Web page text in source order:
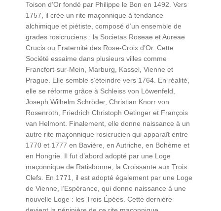
Toison d’Or fondé par Philippe le Bon en 1492. Vers
1757, il crée un rite maçonnique à tendance
alchimique et piétiste, composé d’un ensemble de
grades rosicruciens : la Societas Roseae et Aureae
Crucis ou Fraternité des Rose-Croix d’Or. Cette
Société essaime dans plusieurs villes comme
Francfort-sur-Mein, Marburg, Kassel, Vienne et
Prague. Elle semble s’éteindre vers 1764. En réalité,
elle se réforme grâce à Schleiss von Löwenfeld,
Joseph Wilhelm Schröder, Christian Knorr von
Rosenroth, Friedrich Christoph Oetinger et François
van Helmont. Finalement, elle donne naissance à un
autre rite maçonnique rosicrucien qui apparaît entre
1770 et 1777 en Bavière, en Autriche, en Bohème et
en Hongrie. Il fut d’abord adopté par une Loge
maçonnique de Ratisbonne, la Croissante aux Trois
Clefs. En 1771, il est adopté également par une Loge
de Vienne, l’Espérance, qui donne naissance à une
nouvelle Loge : les Trois Épées. Cette dernière